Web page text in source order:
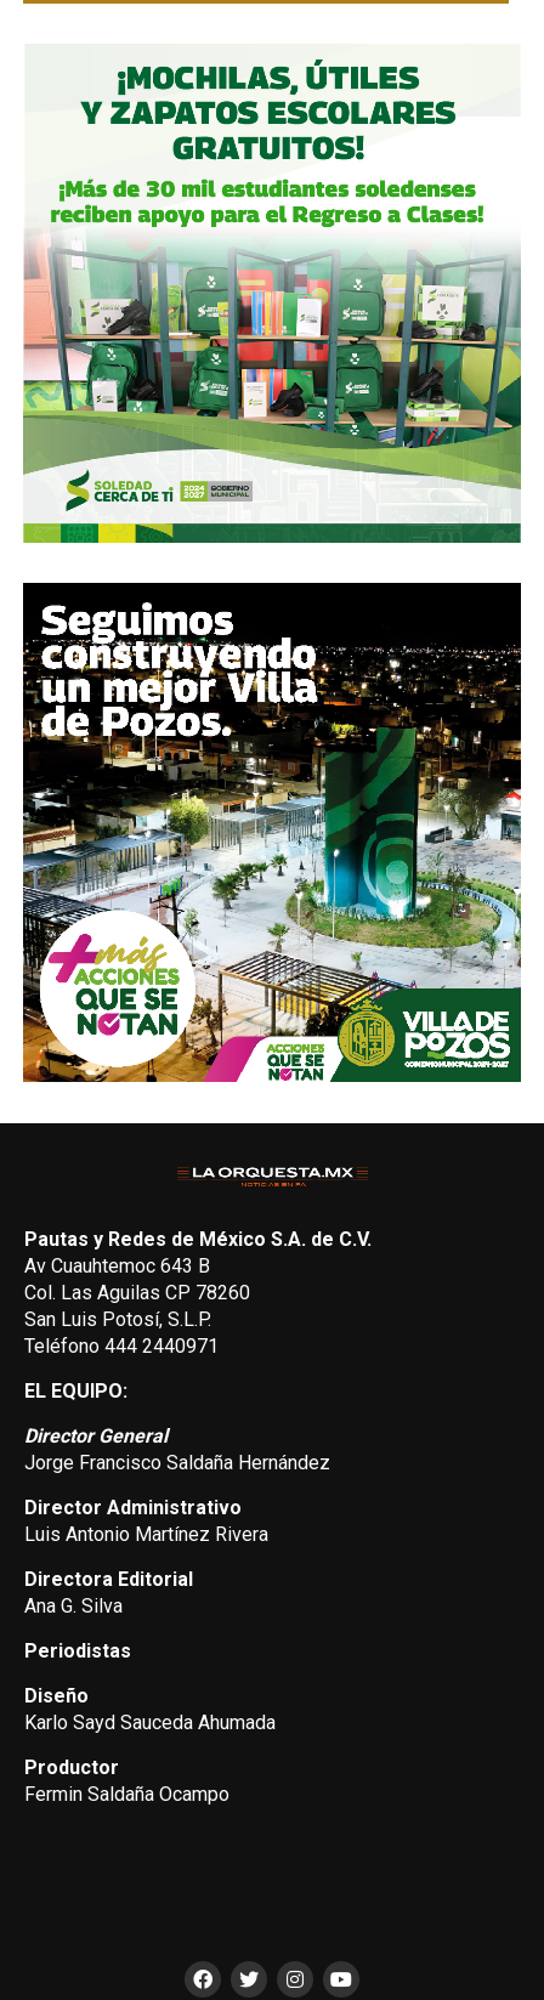
Pautas y Redes de México S.A. de C.V.
Av Cuauhtemoc 643 B
Col. Las Aguilas CP 78260
San Luis Potosí, S.L.P.
Teléfono 444 2440971
EL EQUIPO:
Director General
Jorge Francisco Saldaña Hernández
Director Administrativo
Luis Antonio Martínez Rivera
Directora Editorial
Ana G. Silva
Periodistas
Diseño
Karlo Sayd Sauceda Ahumada
Productor
Fermin Saldaña Ocampo